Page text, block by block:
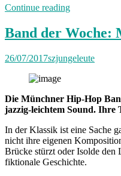
Continue reading„Näher
gefunden“
Band der Woche:
26/07/2017szjungeleute
Die Münchner Hip-Hop
jazzig-leichtem Sound. Ihre
In der Klassik ist eine Sache
nicht ihre eigenen
Brücke stürzt oder Isolde den
fiktionale Geschichte.